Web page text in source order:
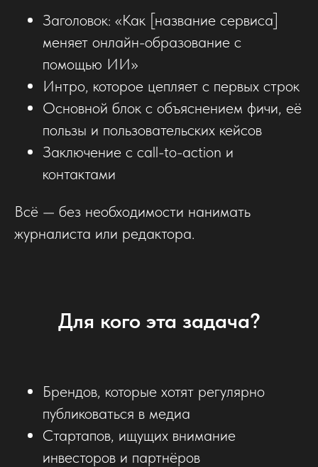
Заголовок: «Как [название сервиса]
меняет онлайн-образование с
помощью ИИ»
Интро, которое цепляет с первых строк
Основной блок с объяснением фичи, её
пользы и пользовательских кейсов
Заключение с call-to-action и
контактами
Всё — без необходимости нанимать
журналиста или редактора.
Для кого эта задача?
Брендов, которые хотят регулярно
публиковаться в медиа
Стартапов, ищущих внимание
инвесторов и партнёров